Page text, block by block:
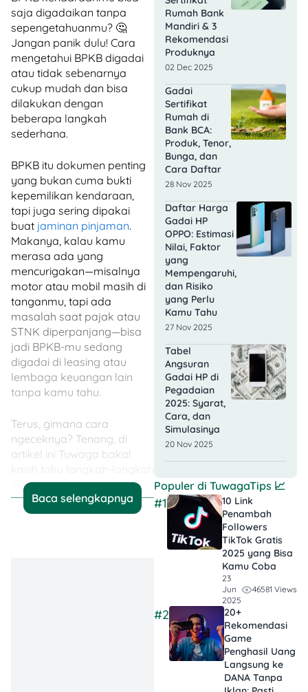
saja digadaikan tanpa
sepengetahuanmu? 🤔
Jangan panik dulu! Cara
mengetahui BPKB digadai
atau tidak sebenarnya
cukup mudah dan bisa
dilakukan dengan
beberapa langkah
sederhana.
BPKB itu dokumen penting
yang bukan cuma bukti
kepemilikan kendaraan,
tapi juga sering dipakai
buat jaminan pinjaman.
Makanya, kalau kamu
merasa ada yang
mencurigakan—misalnya
motor atau mobil masih di
tanganmu, tapi ada
masalah saat pajak atau
STNK diperpanjang—bisa
jadi BPKB-mu sedang
digadai di leasing atau
lembaga keuangan lain
tanpa kamu tahu.
Terus, gimana cara
ngeceknya? Tenang, di
artikel ini Tuwaga bakal
simpel buat memastikan
apakah BPKB
kendaraanmu masih aman
Baca selengkapnya
Rumah Bank
Mandiri & 3
Rekomendasi
Produknya
02 Dec 2025
Gadai
Sertifikat
Rumah di
Bank BCA:
Produk, Tenor,
Bunga, dan
Cara Daftar
28 Nov 2025
Daftar Harga
Gadai HP
OPPO: Estimasi
Nilai, Faktor
yang
Mempengaruhi,
dan Risiko
yang Perlu
Kamu Tahu
27 Nov 2025
Tabel
Angsuran
Gadai HP di
Pegadaian
2025: Syarat,
Cara, dan
Simulasinya
20 Nov 2025
Populer di TuwagaTips 📈
#1
10 Link
Penambah
Followers
TikTok Gratis​
2025 yang Bisa
Kamu Coba
23
Jun
2025
46581 Views
#2
20+
Rekomendasi
Game
Penghasil Uang
Langsung ke
DANA Tanpa